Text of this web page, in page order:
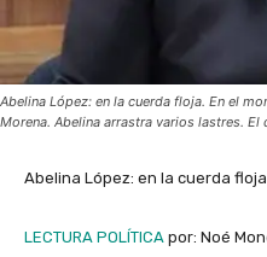
Abelina López: en la cuerda floja. En el
Morena. Abelina arrastra varios lastres.
Abelina López: en la cuerda floja
LECTURA POLÍTICA por: Noé